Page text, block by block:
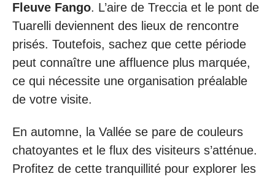
Fleuve Fango. L’aire de Treccia et le pont de
Tuarelli deviennent des lieux de rencontre
prisés. Toutefois, sachez que cette période
peut connaître une affluence plus marquée,
ce qui nécessite une organisation préalable
de votre visite.
En automne, la Vallée se pare de couleurs
chatoyantes et le flux des visiteurs s’atténue.
Profitez de cette tranquillité pour explorer les